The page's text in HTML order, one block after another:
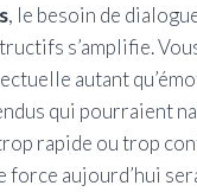
, le besoin de
s’amplifie.
autant
qui pourraient
rapide ou trop
force aujourd’hui